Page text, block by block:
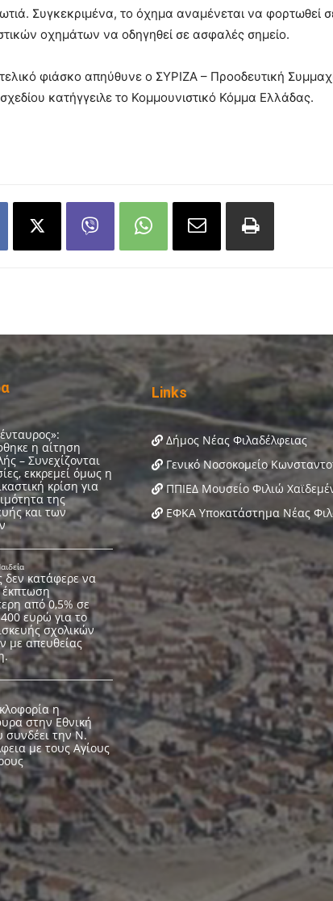
Συγκεκριμένα, το όχημα αναμένεται να φορτωθεί
οχημάτων να οδηγηθεί σε ασφαλές σημείο.
φιάσκο απηύθυνε ο ΣΥΡΙΖΑ – Προοδευτική
κατήγγειλε το Κομμουνιστικό Κόμμα Ελλάδας.
Links
Δήμος Νέας Φιλαδέλφειας
Γενικό Νοσοκομείο
ΠΠΙΕΔ Μουσείο Φιλιώ
ΕΦΚΑ Υποκατάστημα Νέας